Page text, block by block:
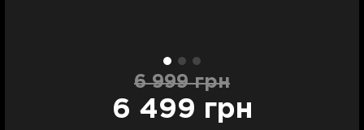
6 999 грн
6 499 грн